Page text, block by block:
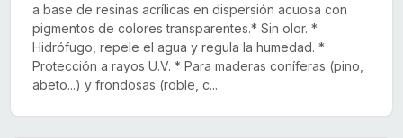
a base de resinas acrílicas en dispersión acuosa con
pigmentos de colores transparentes.* Sin olor. *
Hidrófugo, repele el agua y regula la humedad. *
Protección a rayos U.V. * Para maderas coníferas (pino,
abeto...) y frondosas (roble, c...